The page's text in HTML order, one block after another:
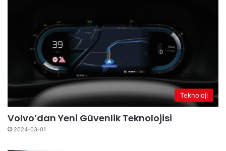
Teknoloji
Volvo’dan Yeni Güvenlik Teknolojisi
2024-03-01